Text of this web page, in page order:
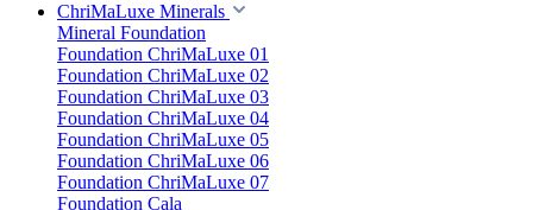
ChriMaLuxe Minerals
Mineral Foundation
Foundation ChriMaLuxe 01
Foundation ChriMaLuxe 02
Foundation ChriMaLuxe 03
Foundation ChriMaLuxe 04
Foundation ChriMaLuxe 05
Foundation ChriMaLuxe 06
Foundation ChriMaLuxe 07
Foundation Cala